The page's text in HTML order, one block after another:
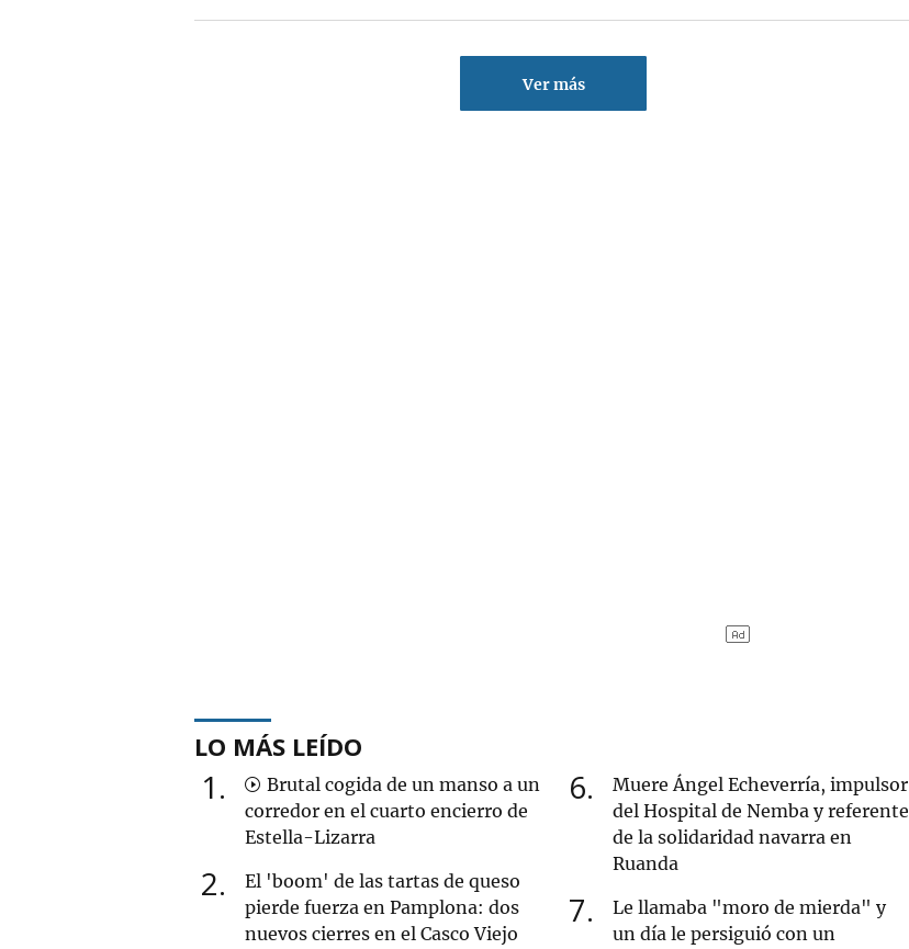
Ver más
LO MÁS LEÍDO
1
Brutal cogida de un manso a un
corredor en el cuarto encierro de
Estella-Lizarra
2
El 'boom' de las tartas de queso
pierde fuerza en Pamplona: dos
nuevos cierres en el Casco Viejo
6
Muere Ángel Echeverría, impulsor
del Hospital de Nemba y referente
de la solidaridad navarra en
Ruanda
7
Le llamaba "moro de mierda" y
un día le persiguió con un